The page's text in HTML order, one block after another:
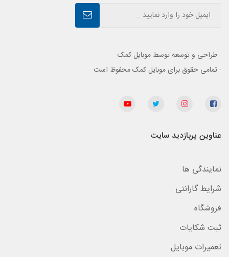
- طراحی و توسعه توسط موبایل کمک
- تمامی حقوق برای موبایل کمک محفوظ است
عناوین پربازدید سایت
نمایندگی ها
شرایط گارانتی
فروشگاه
ثبت شکایات
تعمیرات موبایل